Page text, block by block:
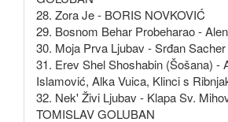
28. Zora Je - BORIS NOVKOVIĆ
29. Bosnom Behar Probeharao -
30. Moja Prva Ljubav - Srđan Sacher
31. Erev Shel Shoshabin (Šošana) -
Islamović, Alka Vuica, Klinci s
32. Nek' Živi Ljubav - Klapa Sv.
TOMISLAV GOLUBAN